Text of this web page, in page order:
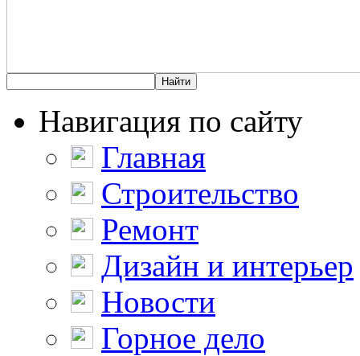
Навигация по сайту
Главная
Строительство
Ремонт
Дизайн и интерьер
Новости
Горное дело